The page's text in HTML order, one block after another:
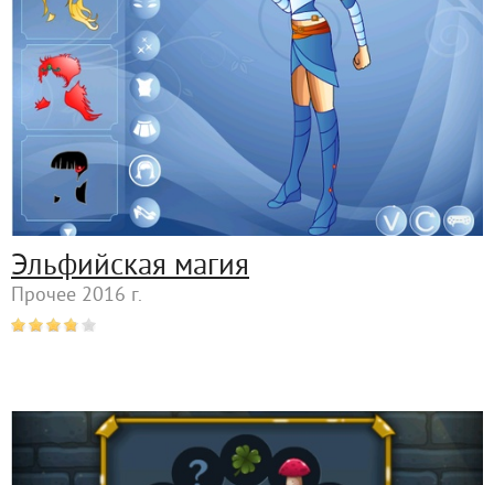
Эльфийская магия
Прочее 2016 г.